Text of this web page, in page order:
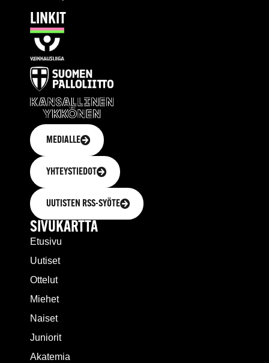
LINKIT
MEDIALLE
YHTEYSTIEDOT
UUTISTEN RSS-SYÖTE
SIVUKARTTA
Etusivu
Uutiset
Ottelut
Miehet
Naiset
Juniorit
Akatemia